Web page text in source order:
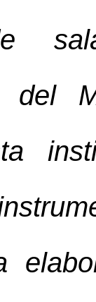
del